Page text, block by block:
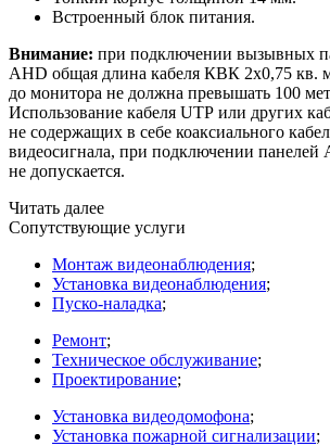
Встроенный блок питания.
Внимание: при подключении вызывных
AHD общая длина кабеля КВК 2х0,75 кв.
до монитора не должна превышать 100
Использование кабеля UTP или других
не содержащих в себе коаксиального
видеосигнала, при подключении панелей
не допускается.
Читать далее
Сопутствующие услуги
Монтаж видеонаблюдения;
Установка видеонаблюдения;
Пуско-наладка;
Ремонт;
Техническое обслуживание;
Проектирование;
Установка видеодомофона;
Установка пожарной сигнализации;